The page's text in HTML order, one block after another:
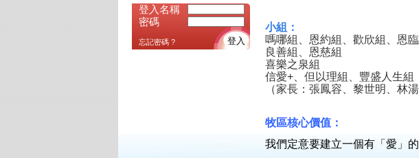
登入名稱
密碼
忘記密碼 ? 登入
小組：
嗎哪組、恩約組、歡欣組、恩
良善組
恩慈組
喜樂之泉組
信愛+、但以理組、豐盛人生組
（家長：張鳳容、黎世明、林湯
牧區核心價值：
我們定意要建立一個有「愛」